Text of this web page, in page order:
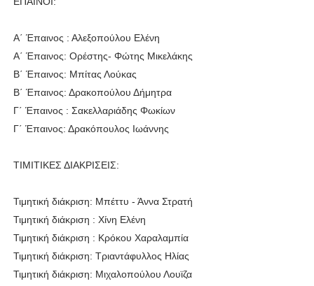
Α΄ Έπαινος : Αλεξοπούλου Ελένη
Α΄ Έπαινος: Ορέστης- Φώτης Μικελάκης
Β΄ Έπαινος: Μπίτας Λούκας
Β΄ Έπαινος: Δρακοπούλου Δήμητρα
Γ΄ Έπαινος : Σακελλαριάδης Φωκίων
Γ΄ Έπαινος: Δρακόπουλος Ιωάννης
ΤΙΜΙΤΙΚΕΣ ΔΙΑΚΡΙΣΕΙΣ:
Τιμητική διάκριση: Μπέττυ - Άννα Στρατή
Τιμητική διάκριση : Χίνη Ελένη
Τιμητική διάκριση : Κρόκου Χαραλαμπία
Τιμητική διάκριση: Τριαντάφυλλος Ηλίας
Τιμητική διάκριση: Μιχαλοπούλου Λουϊζα